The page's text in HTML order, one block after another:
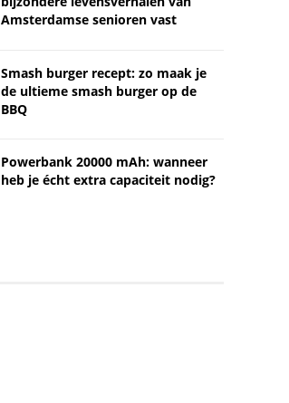
Amsterdamse senioren vast
Smash burger recept: zo maak je
de ultieme smash burger op de
BBQ
Powerbank 20000 mAh: wanneer
heb je écht extra capaciteit nodig?